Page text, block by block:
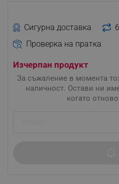
Сигурна доставка
Проверка на пратка
Изчерпан продукт
За съжаление в момента
наличност. Остави ни
когато